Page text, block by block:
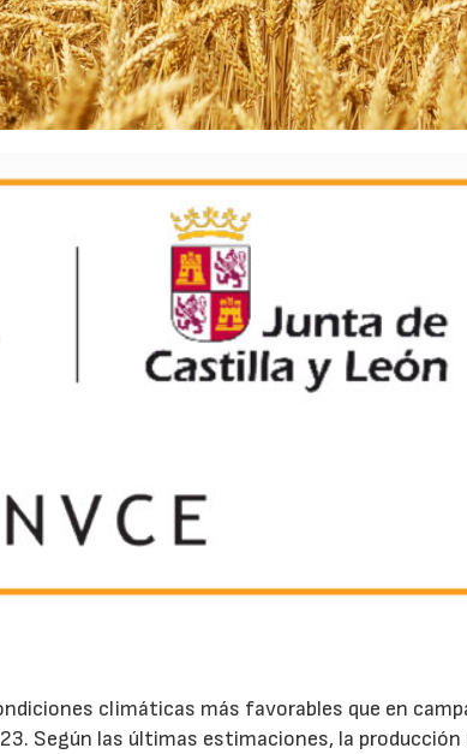
climáticas más favorables que en
Según las últimas estimaciones, la producción